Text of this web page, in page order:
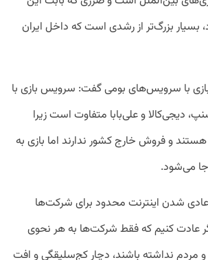
بزرگ‌تر از رشدی است که داخل ایران
با سرویس‌های بومی گفت: سرویس بازی با
دیجی‌کالا و علی‌بابا متفاوت است زیرا
و فروش خارج کشور ندارند اما بازی به
می‌شود.
شدن اینترنت محدود برای شرکت‌ها
عادت کنیم که فقط شرکت‌ها به هر نحوی
و مردم نداشته باشند، دچار کج‌سلیقگی و افت